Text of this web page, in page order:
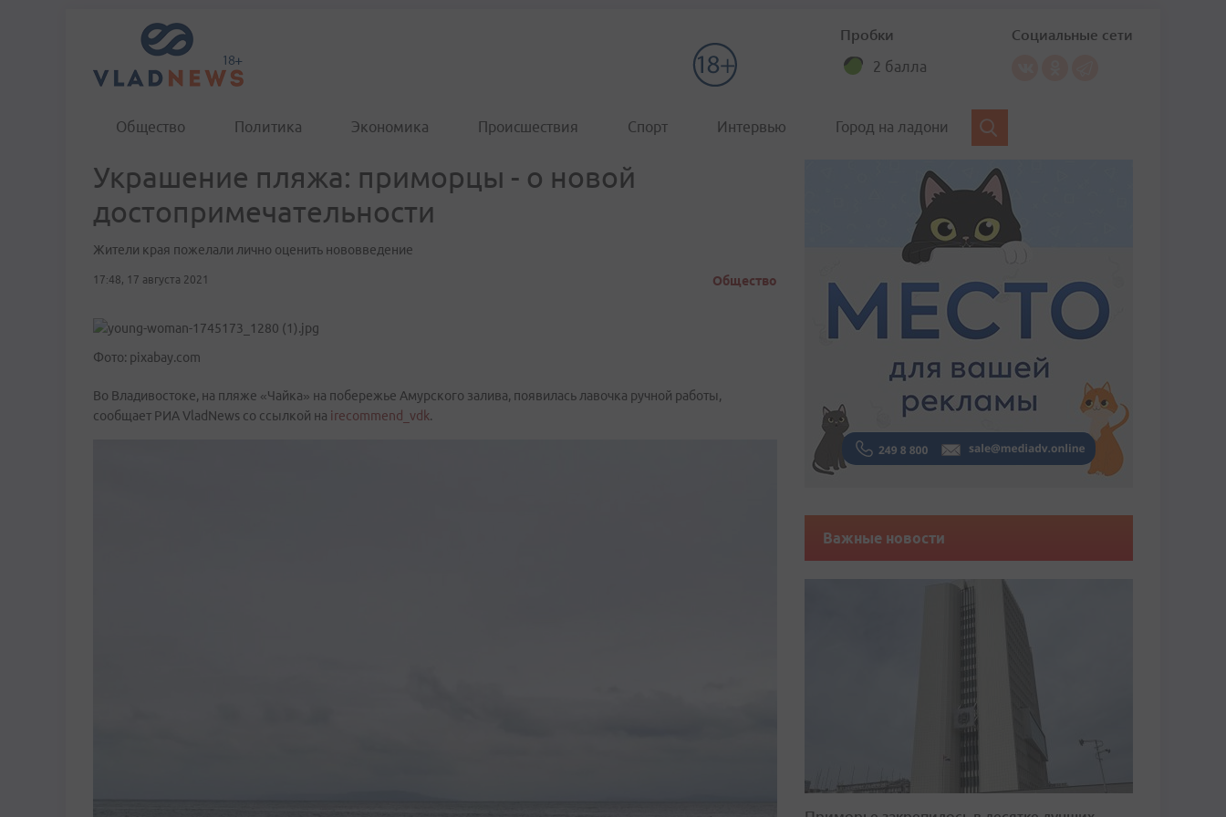
Пробки
2 балла
Социальные сети
Общество Политика Экономика Происшествия Спорт Интервью Город на ладони
Украшение пляжа: приморцы - о новой
достопримечательности
Жители края пожелали лично оценить нововведение
17:48, 17 августа 2021 Общество
Фото: pixabay.com
Во Владивостоке, на пляже «Чайка» на побережье Амурского залива, появилась лавочка ручной работы,
сообщает РИА VladNews со ссылкой на irecommend_vdk.
Важные новости